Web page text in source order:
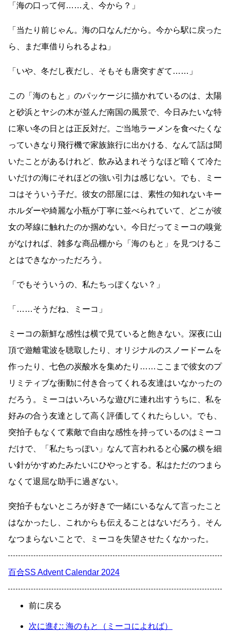
「海の口って何…… え、今から？」
「当たり前じゃん。海の口なんだから。今から駅に戻った
ら、まだ車借りられるよね」
「いや、冬だし夜だし、そもそも唐突すぎて …… 」
この「海のもと」のパッケージに描かれているのは、太陽
と砂浜とヤシの木が並んだ南国の風景で、今日みたいな特
に寒い冬の日とは正反対だ。ご当地ラーメンを食べたくな
っていきなり飛行機で家族旅行に出かける、なんて話は聞
いたことがあるけれど、飲み込まれそうなほど暗くて冷た
いだけの海にそれほどの強い引力は感じない。でも、ミー
コはそういう子だ。彼女の部屋には、素性の知れないキー
ホルダーや綺麗な小瓶が丁寧に並べられていて、どこが彼
女の琴線に触れたのか掴めない。今日だってミーコの嗅覚
がなければ、雑多な商品棚から「海のもと」を見つけるこ
とはできなかっただろう。
「でもそういうの、私たちっぽくない？」
「 ……そうだね、ミーコ」
ミーコの新鮮な感性は横で見ていると飽きない。深夜に山
頂で遊離電波を聴取したり、オリジナルのスノードームを
作ったり、七色の炭酸水を集めたり …… ここまで彼女のプ
リミティブな衝動に付き合ってくれる友達はいなかったの
だろう。ミーコはいろいろな遊びに連れ出すうちに、私を
好みの合う友達として高く評価してくれたらしい。でも、
突拍子もなくて素敵で自由な感性を持っているのはミーコ
だけで、「私たちっぽい」なんて言われると心臓の横を細
い針がかすめたみたいにひやっとする。私はただのつまら
なくて退屈な助手に過ぎない。
突拍子もないところが好きで一緒にいるなんて言ったこと
はなかったし、これからも伝えることはないだろう。そん
なつまらないことで、ミーコを失望させたくなかった。
百合SS Advent Calendar 2024
前に戻る
次に進む: 海のもと（ミーコによれば）